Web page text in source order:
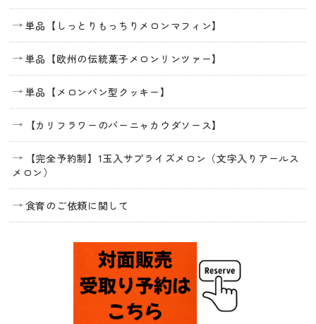
単品【しっとりもっちりメロンマフィン】
単品【欧州の伝統菓子メロンリンツァー】
単品【メロンパン型クッキー】
【カリフラワーのバーニャカウダソース】
【完全予約制】1玉入サプライズメロン（文字入りアールス
メロン）
食育のご依頼に関して